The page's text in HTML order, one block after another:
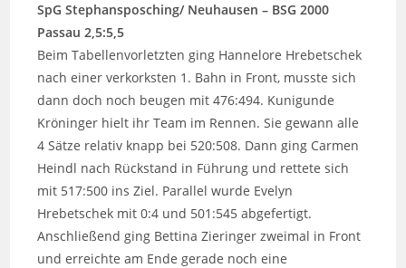
SpG Stephansposching/ Neuhausen – BSG 2000
Passau 2,5:5,5
Beim Tabellenvorletzten ging Hannelore Hrebetschek
nach einer verkorksten 1. Bahn in Front, musste sich
dann doch noch beugen mit 476:494. Kunigunde
Kröninger hielt ihr Team im Rennen. Sie gewann alle
4 Sätze relativ knapp bei 520:508. Dann ging Carmen
Heindl nach Rückstand in Führung und rettete sich
mit 517:500 ins Ziel. Parallel wurde Evelyn
Hrebetschek mit 0:4 und 501:545 abgefertigt.
Anschließend ging Bettina Zieringer zweimal in Front
und erreichte am Ende gerade noch eine